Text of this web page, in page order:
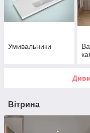
Умивальники
Вітрина